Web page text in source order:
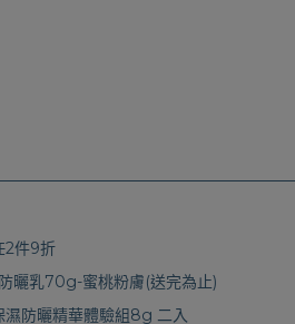
2件9折
曬乳70g-蜜桃粉膚(送完為止)
濕防曬精華體驗組8g 二入